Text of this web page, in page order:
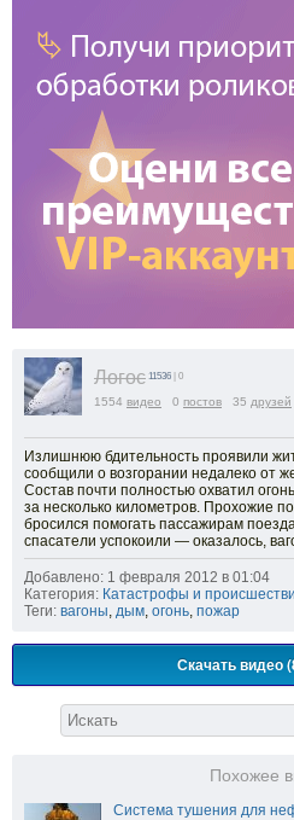
Логос 11536 | 0
1554 видео 0 постов 35 друзей
Излишнюю бдительность проявили
сообщили о возгорании недалеко от
Состав почти полностью охватил
за несколько километров. Прохожие
бросился помогать пассажирам
спасатели успокоили — оказалось,
Добавлено: 1 февраля 2012 в 01:04
Категория: Катастрофы и
Теги: вагоны дым огонь пожар
Скачать видео
Похожее
Система тушения для